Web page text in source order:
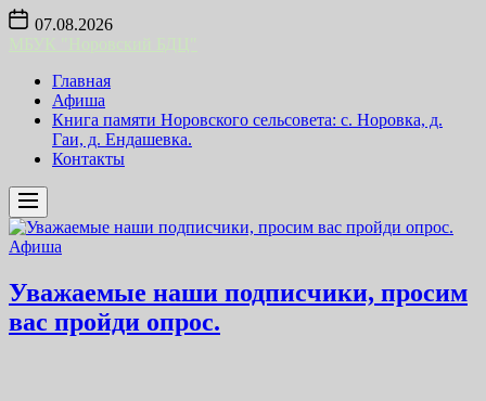
Skip
content
07.08.2026
Главная
Афиша
Книга памяти Норовского сельсовета: с. Норовка, д.
Гаи, д. Ендашевка.
Контакты
Афиша
Уважаемые наши подписчики, просим
вас пройди опрос.